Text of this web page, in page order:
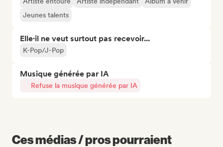
Jeunes talents
Elle·il ne veut surtout pas recevoir...
K-Pop/J-Pop
Musique générée par IA
Refuse la musique générée par IA
Ces médias / pros pourraient